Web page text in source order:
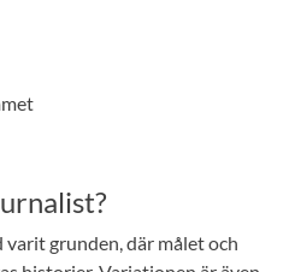
grunden, där målet och